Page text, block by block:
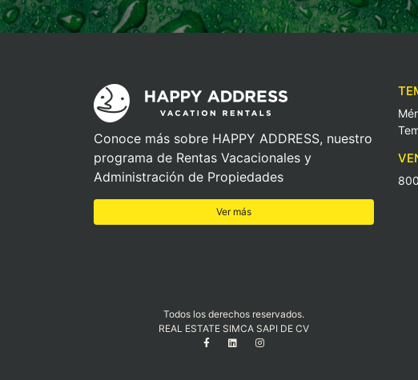
Conoce más sobre HAPPY ADDRESS, nuestro
programa de Rentas Vacacionales y
Administración de Propiedades
Ver más
Todos los derechos reservados.
REAL ESTATE SIMCA SAPI DE CV